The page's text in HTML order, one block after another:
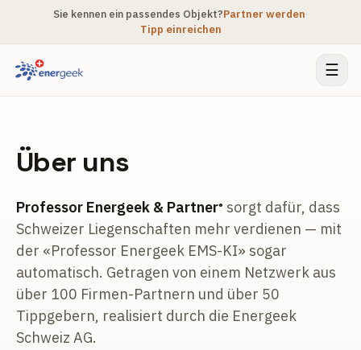
Sie kennen ein passendes Objekt?Partner werden·
Tipp einreichen
☰
Über uns
Professor Energeek & Partner® sorgt dafür, dass
Schweizer Liegenschaften mehr verdienen — mit
der «Professor Energeek EMS-KI» sogar
automatisch. Getragen von einem Netzwerk aus
über 100 Firmen-Partnern und über 50
Tippgebern, realisiert durch die Energeek
Schweiz AG.